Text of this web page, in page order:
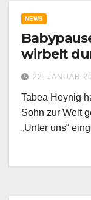
NEWS
wirbelt
22. JANUAR
Tabea Heynig
Sohn zur Welt
„Unter uns“